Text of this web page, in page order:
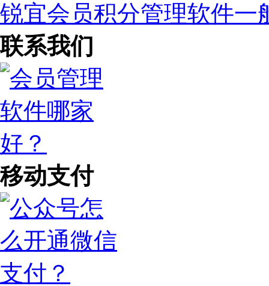
锐宜会员积分管理软件一
联系我们
移动支付